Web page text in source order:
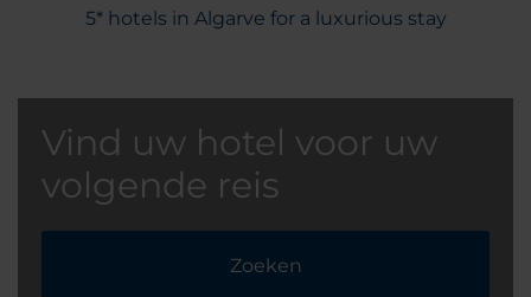
5* hotels in Algarve for a luxurious stay
Vind uw hotel voor uw
volgende reis
Zoeken